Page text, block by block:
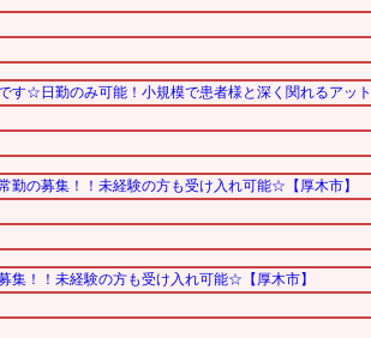
す☆日勤のみ可能！小規模で患者様と深く関れるアッ
勤の募集！！未経験の方も受け入れ可能☆【厚木市】
集！！未経験の方も受け入れ可能☆【厚木市】